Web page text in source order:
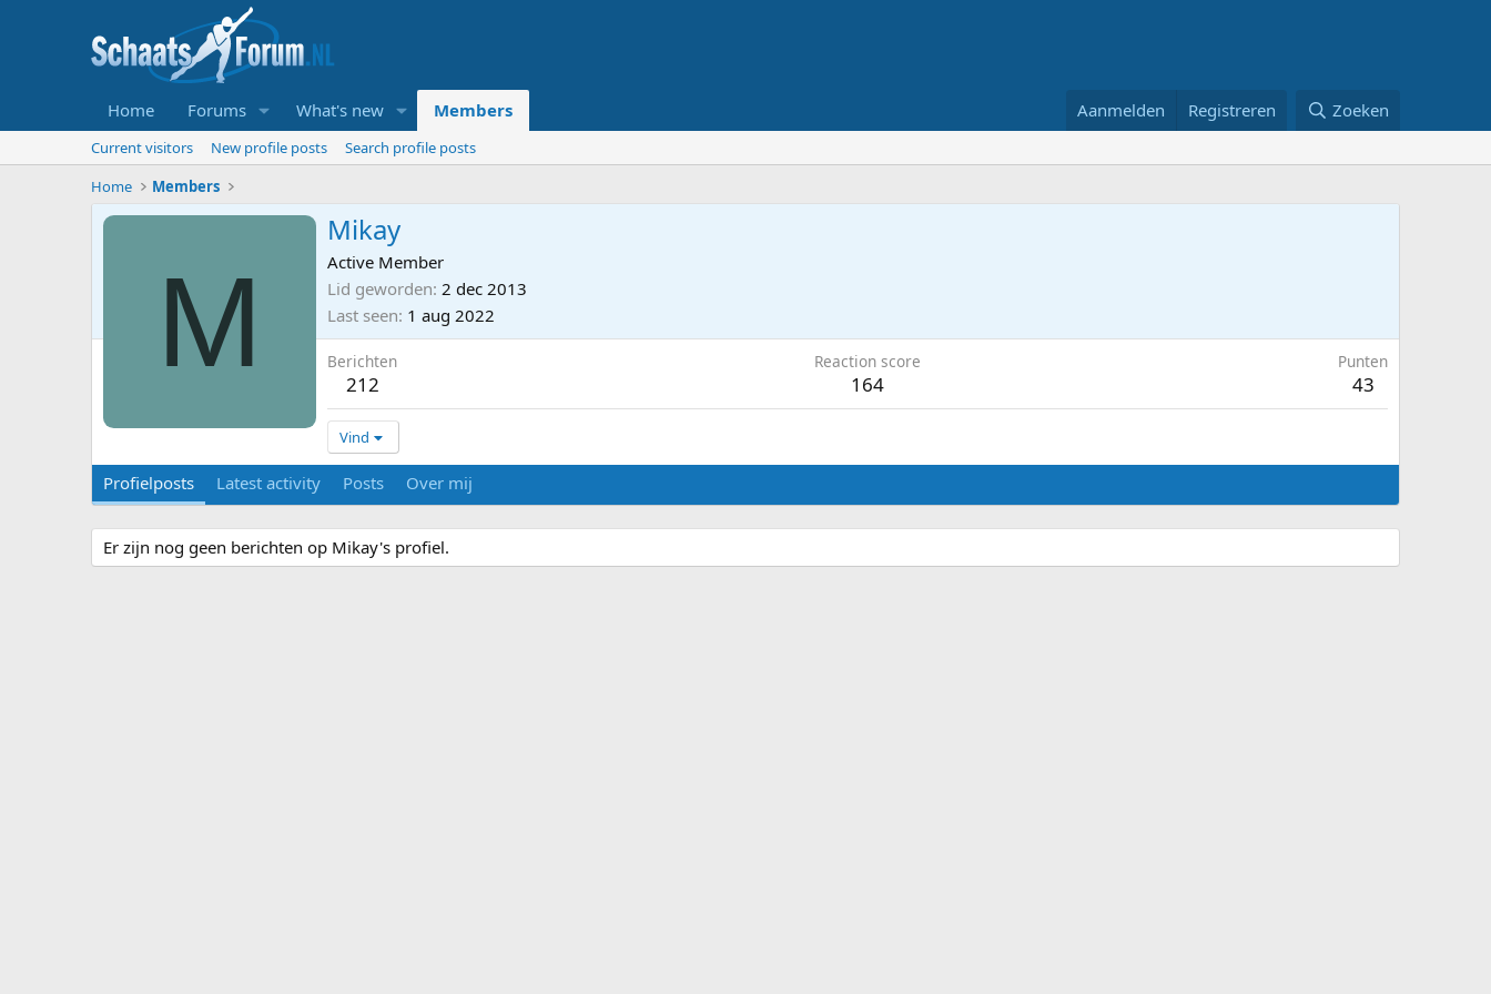
Home Forums What's new Members Aanmelden Registreren Zoeken
Current visitors New profile posts
Search profile posts
Home
Members
M
Mikay
Active Member
Lid geworden 2 dec 2013
Last seen 1 aug 2022
Berichten
212
Reaction score
164
Punten
43
Vind
Profielposts Latest activity Posts Over mij
Er zijn nog geen berichten op Mikay's profiel.